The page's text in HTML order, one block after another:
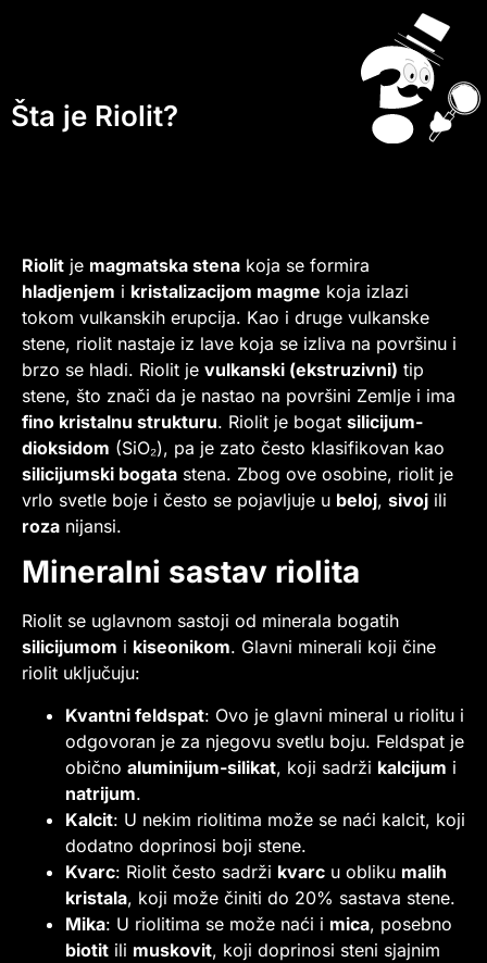
Šta je Riolit?
Riolit je magmatska stena koja se formira
hladjenjem i kristalizacijom magme koja izlazi
tokom vulkanskih erupcija. Kao i druge vulkanske
stene, riolit nastaje iz lave koja se izliva na površinu i
brzo se hladi. Riolit je vulkanski (ekstruzivni) tip
stene, što znači da je nastao na površini Zemlje i ima
fino kristalnu strukturu. Riolit je bogat silicijum-
dioksidom (SiO₂), pa je zato često klasifikovan kao
silicijumski bogata stena. Zbog ove osobine, riolit je
vrlo svetle boje i često se pojavljuje u beloj, sivoj ili
roza nijansi.
Mineralni sastav riolita
Riolit se uglavnom sastoji od minerala bogatih
silicijumom i kiseonikom. Glavni minerali koji čine
riolit uključuju:
Kvantni feldspat: Ovo je glavni mineral u riolitu i
odgovoran je za njegovu svetlu boju. Feldspat je
obično aluminijum-silikat, koji sadrži kalcijum i
natrijum.
Kalcit: U nekim riolitima može se naći kalcit, koji
dodatno doprinosi boji stene.
Kvarc: Riolit često sadrži kvarc u obliku malih
kristala, koji može činiti do 20% sastava stene.
Mika: U riolitima se može naći i mica, posebno
biotit ili muskovit, koji doprinosi steni sjajnim